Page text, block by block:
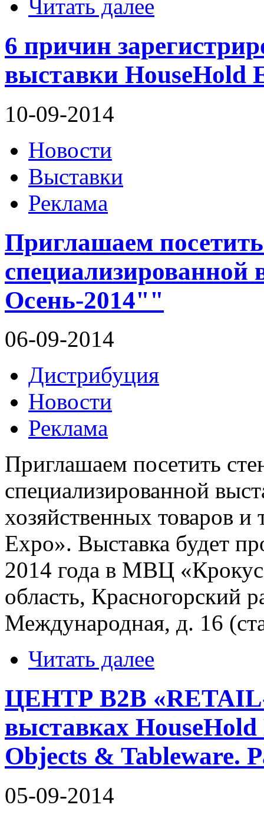
Читать далее
6 причин
выставки HouseHold
10-09-2014
Новости
Выставки
Реклама
Приглашаем
специализированной
Осень-2014""
06-09-2014
Дистрибуция
Новости
Реклама
Приглашаем посетить
специализированной
хозяйственных товаров
Expo». Выставка будет
2014 года в МВЦ
область, Красногорский
Международная, д. 16
Читать далее
ЦЕНТР В2В
выставках
Objects & Tableware.
05-09-2014